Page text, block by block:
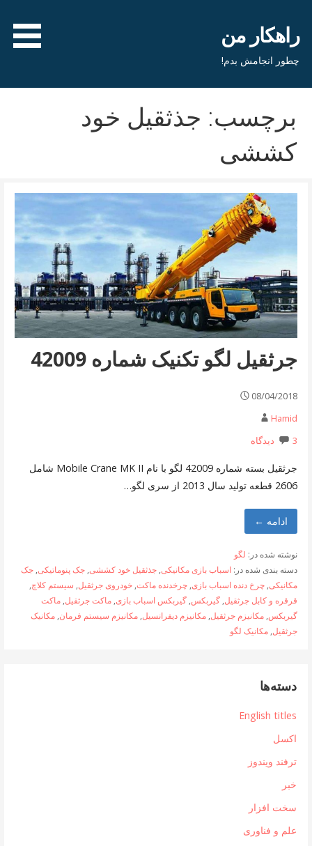
محتواراهکار من
چطور انجامش بدم!
برچسب: جذثقیل خود
کششی
جرثقیل لگو تکنیک شماره 42009
08/04/2018
Hamid
3 دیدگاه
جرثقیل بسته شماره 42009 لگو با نام Mobile Crane MK II شامل
2606 قطعه تولید سال 2013 از سری لگو…
ادامه ←
نوشته شده در: لگو
دسته بندی شده در: اسباب بازی مکانیکی, جذثقیل خود کششی, جک پنوماتیکی, جک
مکانیکی, چرخ دنده اسباب بازی, چرخدنده ماکت, خودروی جرثقیل, سیستم کلاچ,
قرقره و کابل جرثقیل, گیربکس, گیربکس اسباب بازی, ماکت جرثقیل, ماکت
گیربکس, مکانیزم جرثقیل, مکانیزم دیفرانسیل, مکانیزم سیستم فرمان, مکانیک
جرثقیل, مکانیک لگو
دسته‌ها
English titles
اکسل
ترفند ویندوز
خبر
سخت افزار
علم و فناوری